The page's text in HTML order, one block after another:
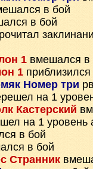
в бой
в бой
1 вмешался в
1
Номер три
на 1
Кастерский
на 1 уровень
в бой
в бой
Странник